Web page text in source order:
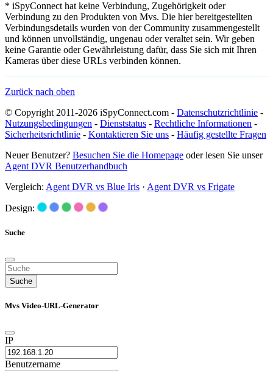
* iSpyConnect hat keine Verbindung, Zugehörigkeit oder
Verbindung zu den Produkten von Mvs. Die hier bereitgestellten
Verbindungsdetails wurden von der Community zusammengestellt
und können unvollständig, ungenau oder veraltet sein. Wir geben
keine Garantie oder Gewährleistung dafür, dass Sie sich mit Ihren
Kameras über diese URLs verbinden können.
Zurück nach oben
© Copyright 2011-2026 iSpyConnect.com - Datenschutzrichtlinie -
Nutzungsbedingungen - Dienststatus - Rechtliche Informationen -
Sicherheitsrichtlinie - Kontaktieren Sie uns - Häufig gestellte Fragen
Neuer Benutzer? Besuchen Sie die Homepage oder lesen Sie unser
Agent DVR Benutzerhandbuch
Vergleich: Agent DVR vs Blue Iris · Agent DVR vs Frigate
Design:
Suche
Suche
Mvs Video-URL-Generator
IP
Benutzername